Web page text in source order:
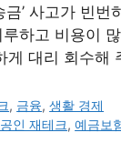
금’ 사고가 빈
하고 비용이
게 대리 회수해
, 금융,생활 경제
인 재테크,예금보